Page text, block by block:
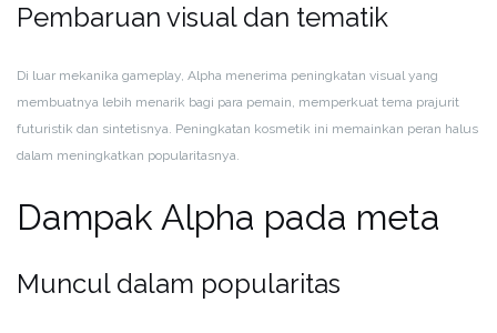
Pembaruan visual dan tematik
Di luar mekanika gameplay, Alpha menerima peningkatan visual yang
membuatnya lebih menarik bagi para pemain, memperkuat tema prajurit
futuristik dan sintetisnya. Peningkatan kosmetik ini memainkan peran halus
dalam meningkatkan popularitasnya.
Dampak Alpha pada meta
Muncul dalam popularitas